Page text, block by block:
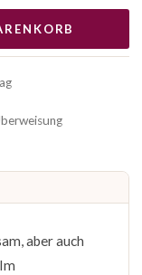
aber auch